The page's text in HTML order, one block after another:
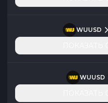
WUUSD
WUUSD